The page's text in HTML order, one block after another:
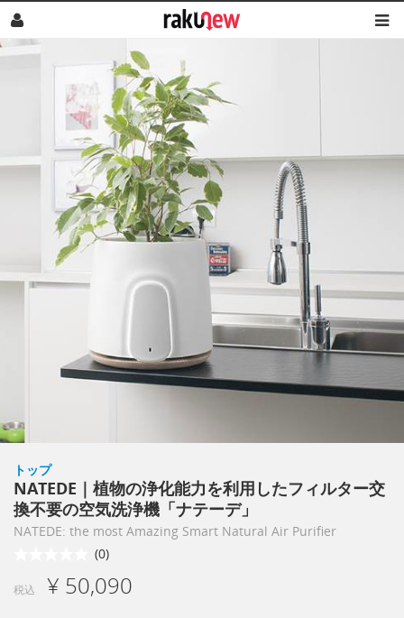
トップ
NATEDE｜植物の浄化能力を利用したフィルター交
換不要の空気洗浄機「ナテーデ」
NATEDE: the most Amazing Smart Natural Air Purifier
(0)
税込 ¥ 50,090